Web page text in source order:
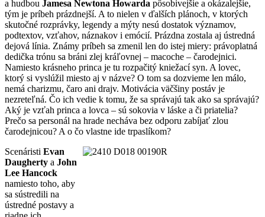
a hudbou Jamesa Newtona Howarda pôsobivejšie a okázalejšie,
tým je príbeh prázdnejší. A to nielen v ďalších plánoch, v ktorých
skutočné rozprávky, legendy a mýty nesú dostatok významov,
podtextov, vzťahov, náznakov i emócií. Prázdna zostala aj ústredná
dejová línia. Známy príbeh sa zmenil len do istej miery: právoplatná
dedička trónu sa bráni zlej kráľovnej – macoche – čarodejnici.
Namiesto krásneho princa je tu rozpačitý kniežací syn. A lovec,
ktorý si vyslúžil miesto aj v názve? O tom sa dozvieme len málo,
nemá charizmu, čaro ani drajv. Motivácia väčšiny postáv je
nezreteľná. Čo ich vedie k tomu, že sa správajú tak ako sa správajú?
Aký je vzťah princa a lovca – sú sokovia v láske a či priatelia?
Prečo sa personál na hrade necháva bez odporu zabíjať zlou
čarodejnicou? A o čo vlastne ide trpaslíkom?
Scenáristi Evan
Daugherty a John
Lee Hancock
namiesto toho, aby
sa sústredili na
ústredné postavy a